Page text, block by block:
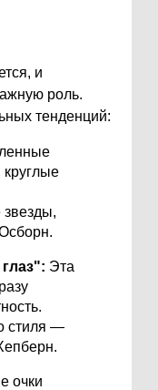
и
роль.
тенденций:
круглые
звезды,
Эта
стиля —
очки